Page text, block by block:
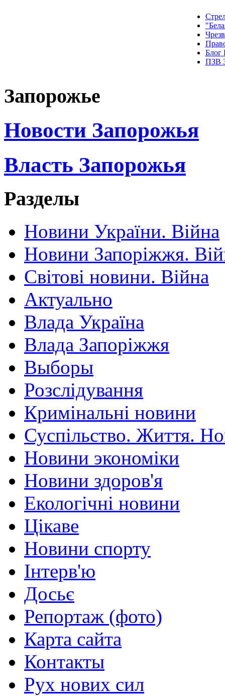
Блог
ПЗВ
Запорожье
Новости Запорожья
Власть Запорожья
Разделы
Новини України. Війна
Новини Запоріжжя.
Світові новини. Війна
Актуально
Влада Україна
Влада Запоріжжя
Выборы
Розслідування
Кримінальні новини
Суспільство. Життя.
Новини экономіки
Новини здоров'я
Екологічні новини
Цікаве
Новини спорту
Інтерв'ю
Досьє
Репортаж (фото)
Карта сайта
Контакты
Рух нових сил